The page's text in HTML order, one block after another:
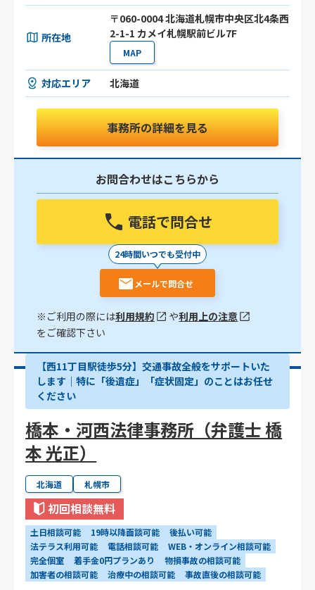
所在地
〒060-0004 北海道札幌市中央区北4条西
2-1-1 カメイ札幌駅前ビル7F
MAP
対応エリア 北海道
事務所の詳細を見る
お問合わせはこちらから
電話で問合せ
24時間いつでも受付中
メールで問合せ
※ご利用の際には利用規約 や利用上の注意
をご確認下さい
【西11丁目駅徒歩5分】交通事故全般をサポートいた
します｜特に「後遺症」「症状固定」のことはお任せ
ください
橋本・河西法律事務所（弁護士 橋
本 光正）
北海道 札幌市
初回相談無料
土日相談可能 19時以降面談可能
後払い可能
法テラス利用可能
電話相談可能
WEB・オンライン相談可能
完全個室
着手金0円プランあり
物損事故の相談可能
加害者の相談可能
治療中の相談可能 事故直後の相談可能